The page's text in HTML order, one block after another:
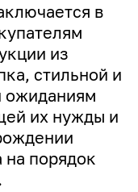
в
из
стильной и
ожиданиям
их нужды и
на порядок